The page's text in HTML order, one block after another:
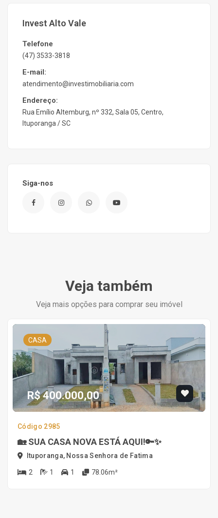
Invest Alto Vale
Telefone
(47) 3533-3818
E-mail:
atendimento@investimobiliaria.com
Endereço:
Rua Emílio Altemburg, nº 332, Sala 05, Centro,
Ituporanga / SC
Siga-nos
Veja também
Veja mais opções para comprar seu imóvel
CASA
R$ 400.000,00
Código 2985
🏡 SUA CASA NOVA ESTÁ AQUI!🔑✨
Ituporanga, Nossa Senhora de Fatima
2 1 1 78.06m²